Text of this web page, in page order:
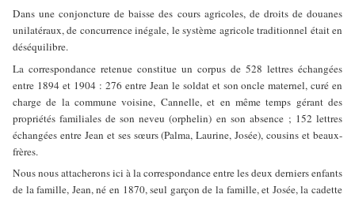
Dans une conjoncture de baisse des cours agricoles, de droits de douanes
unilatéraux, de concurrence inégale, le système agricole traditionnel était en
déséquilibre.
La correspondance retenue constitue un corpus de 528 lettres échangées
entre 1894 et 1904 : 276 entre Jean le soldat et son oncle maternel, curé en
charge de la commune voisine, Cannelle, et en même temps gérant des
propriétés familiales de son neveu (orphelin) en son absence ; 152 lettres
échangées entre Jean et ses sœurs (Palma, Laurine, Josée), cousins et beaux-
frères.
Nous nous attacherons ici à la correspondance entre les deux derniers enfants
de la famille, Jean, né en 1870, seul garçon de la famille, et Josée, la cadette